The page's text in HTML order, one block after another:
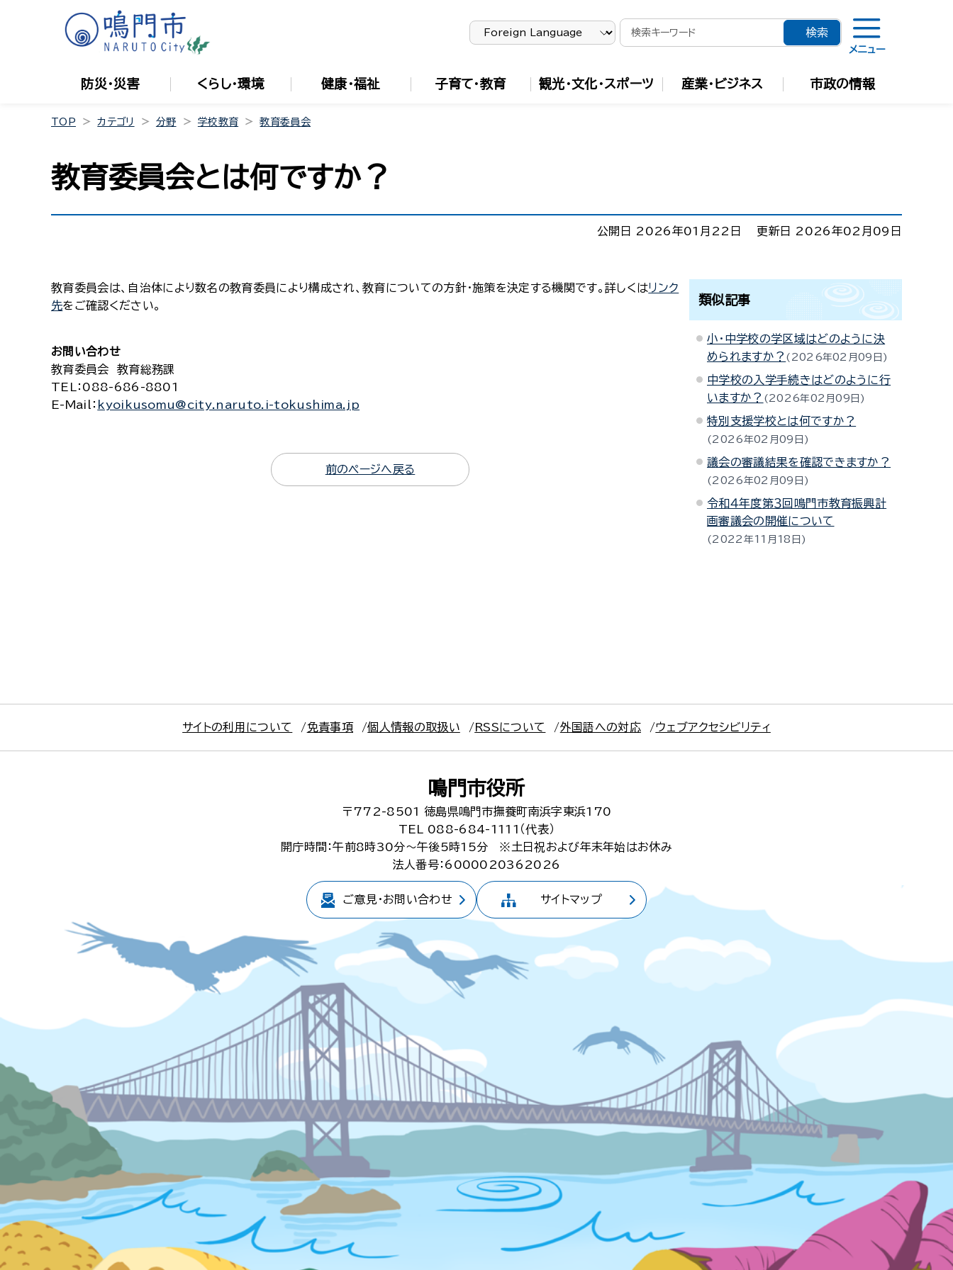
メニュー
防災・災害 くらし・環境 健康・福祉 子育て・教育 観光・文化・スポーツ 産業・ビジネス 市政の情報
TOP カテゴリ 分野 学校教育 教育委員会
教育委員会とは何ですか？
公開日 2026年01月22日 更新日 2026年02月09日
教育委員会は、自治体により数名の教育委員により構成され、教育についての方針・施策を決定する機関です。詳しくはリンク
先をご確認ください。
お問い合わせ
教育委員会 教育総務課
TEL
：088-686-8801
E-Mail
： kyoikusomu@city.naruto.i-tokushima.jp
前のページへ戻る
類似記事
小・中学校の学区域はどのように決
められますか？
2026年02月09日
中学校の入学手続きはどのように行
いますか？
2026年02月09日
特別支援学校とは何ですか？
2026年02月09日
議会の審議結果を確認できますか？
2026年02月09日
令和４年度第３回鳴門市教育振興計
画審議会の開催について
2022年11月18日
サイトの利用について 免責事項 個人情報の取扱い RSSについて 外国語への対応 ウェブアクセシビリティ
鳴門市役所
〒772-8501
徳島県鳴門市撫養町南浜字東浜170
TEL 088-684-1111（代表）
開庁時間：午前8時30分～午後5時15分
※土日祝および年末年始はお休み
法人番号：6000020362026
ご意見・お問い合わせ サイトマップ